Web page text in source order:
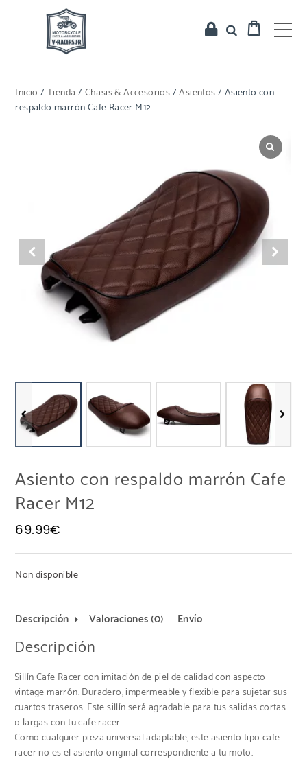
Inicio /Tienda /Chasis & Accesorios/Asientos/ Asiento con
respaldo marrón Cafe Racer M12
Asiento con respaldo marrón Cafe
Racer M12
69.99€
Non disponible
Descripción Valoraciones (0) Envío
Descripción
Sillín Cafe Racer con imitación de piel de calidad con aspecto
vintage marrón. Duradero, impermeable y flexible para sujetar sus
cuartos traseros. Este sillín será agradable para tus salidas cortas
o largas con tu cafe racer.
Como cualquier pieza universal adaptable, este asiento tipo cafe
racer no es el asiento original correspondiente a tu moto.